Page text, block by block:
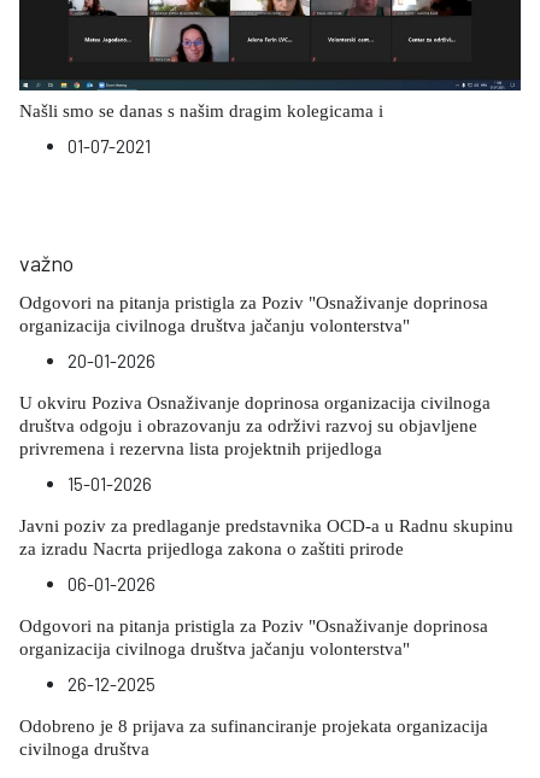
Našli smo se danas s našim dragim kolegicama i
01-07-2021
važno
Odgovori na pitanja pristigla za Poziv "Osnaživanje doprinosa
organizacija civilnoga društva jačanju volonterstva"
20-01-2026
U okviru Poziva Osnaživanje doprinosa organizacija civilnoga
društva odgoju i obrazovanju za održivi razvoj su objavljene
privremena i rezervna lista projektnih prijedloga
15-01-2026
Javni poziv za predlaganje predstavnika OCD-a u Radnu skupinu
za izradu Nacrta prijedloga zakona o zaštiti prirode
06-01-2026
Odgovori na pitanja pristigla za Poziv "Osnaživanje doprinosa
organizacija civilnoga društva jačanju volonterstva"
26-12-2025
Odobreno je 8 prijava za sufinanciranje projekata organizacija
civilnoga društva